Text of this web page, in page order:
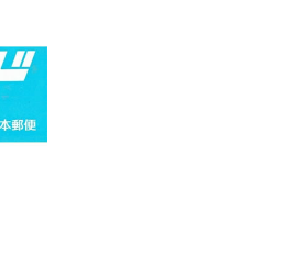
酒楽 掬正のこと